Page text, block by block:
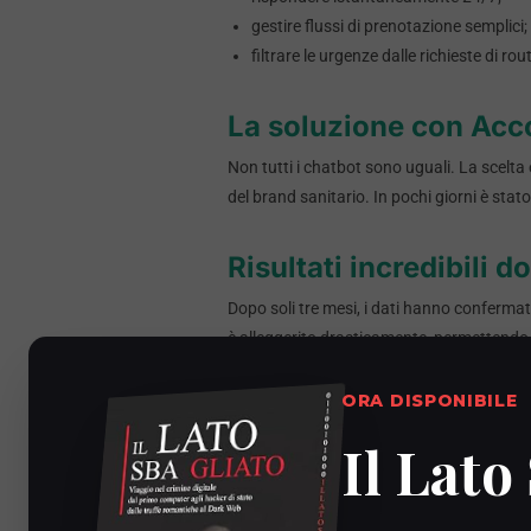
ORA DISPONIBILE
Il Lato
gestire flussi di prenotazione semplici;
filtrare le urgenze dalle richieste di
La soluzione con
Non tutti i chatbot sono uguali. La scelta
del brand sanitario. In pochi giorni è
Risultati incredibili
Dopo soli tre mesi, i dati hanno
è alleggerito drasticamente,
Adatta il chatbot